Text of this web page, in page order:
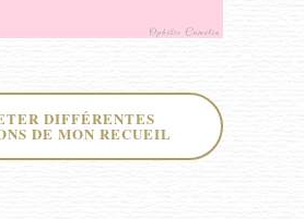
DIFFÉRENTES
DE MON RECUEIL